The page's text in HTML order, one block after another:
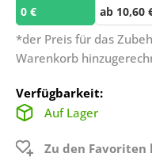
0 € ab 10,60
*der Preis für das
Warenkorb
Verfügbarkeit:
Auf Lager
Zu den Favoriten